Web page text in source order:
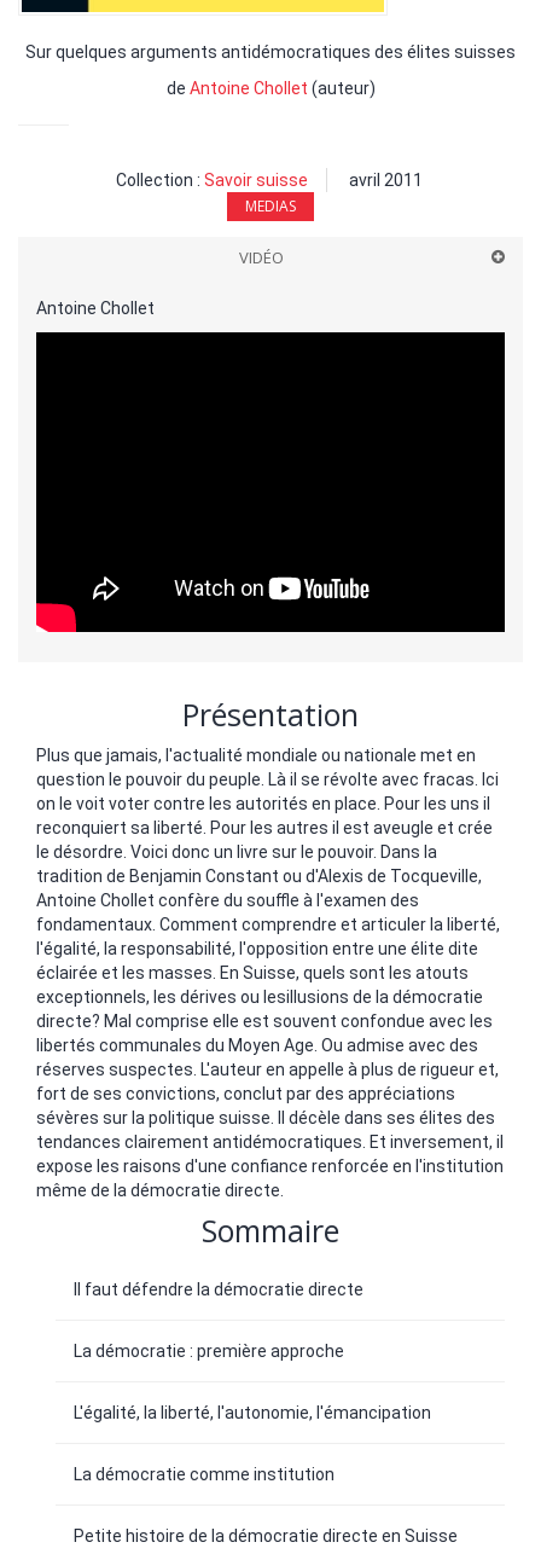
Sur quelques arguments antidémocratiques des élites suisses
de Antoine Chollet (auteur)
Collection : Savoir suisse avril 2011
MEDIAS
VIDÉO
Antoine Chollet
Présentation
Plus que jamais, l'actualité mondiale ou nationale met en
question le pouvoir du peuple. Là il se révolte avec fracas. Ici
on le voit voter contre les autorités en place. Pour les uns il
reconquiert sa liberté. Pour les autres il est aveugle et crée
le désordre. Voici donc un livre sur le pouvoir. Dans la
tradition de Benjamin Constant ou d'Alexis de Tocqueville,
Antoine Chollet confère du souffle à l'examen des
fondamentaux. Comment comprendre et articuler la liberté,
l'égalité, la responsabilité, l'opposition entre une élite dite
éclairée et les masses. En Suisse, quels sont les atouts
exceptionnels, les dérives ou lesillusions de la démocratie
directe? Mal comprise elle est souvent confondue avec les
libertés communales du Moyen Age. Ou admise avec des
réserves suspectes. L'auteur en appelle à plus de rigueur et,
fort de ses convictions, conclut par des appréciations
sévères sur la politique suisse. Il décèle dans ses élites des
tendances clairement antidémocratiques. Et inversement, il
expose les raisons d'une confiance renforcée en l'institution
même de la démocratie directe.
Sommaire
Il faut défendre la démocratie directe
La démocratie : première approche
L'égalité, la liberté, l'autonomie, l'émancipation
La démocratie comme institution
Petite histoire de la démocratie directe en Suisse